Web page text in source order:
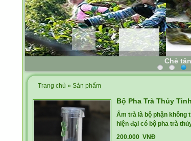
Chè
Trang chủ » Sản phẩm
Bộ Pha Trà Thủy Tinh
Ấm trà là bộ phận không
hiện đại có bộ pha trà
200.000 VNĐ